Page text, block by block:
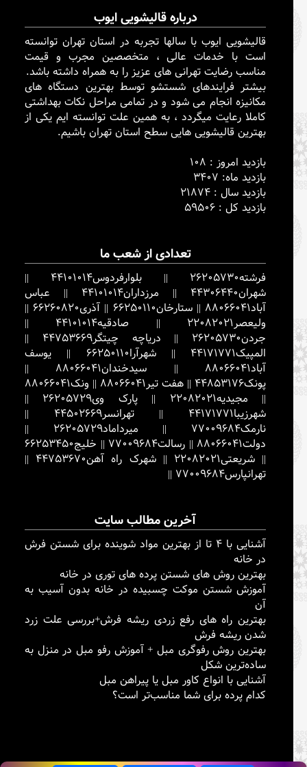
درباره قالیشویی ایوب
قالیشویی ایوب با سالها تجربه در استان تهران توانسته
است با خدمات عالی ، متخصصین مجرب و قیمت
مناسب رضایت تهرانی های عزیز را به همراه داشته باشد.
بیشتر فرایندهای شستشو توسط بهترین دستگاه های
مکانیزه انجام می شود و در تمامی مراحل نکات بهداشتی
کاملا رعایت میگردد ، به همین علت توانسته ایم یکی از
بهترین قالیشویی هایی سطح استان تهران باشیم.
بازدید امروز : 108
بازدید ماه: 3407
بازدید سال : 21874
بازدید کل : 59506
تعدادی از شعب ما
فرشته26205730
|| بلوارفردوس44101014
||
شهران44306440
|| مرزداران44101014
|| عباس
آباد88066041
||ستارخان66250110
|| آذری66260820
||
ولیعصر22082021
|| صادقیه44101014
||
جردن26205730
|| دریاچه چیتگر44753669
||
المپیک44171771
||شهرآرا66250110
|| یوسف
آباد88066041
|| سیدخندان88066041
||
پونک44853176
|| هفت تیر88066041
|| ونک88066041
|| مجیدیه22082021
||پارک وی26205729
||
شهرزیبا44171771
||تهرانسر44502669
||
نارمک77009684
|| میرداماد26205729
||
دولت88066041
|| رسالت77009684
|| خلیج66253450
||شریعتی22082021
||شهرک راه آهن44753670
||
تهرانپارس77009684
||
آخرین مطالب سایت
آشنایی با ۴ تا از بهترین مواد شوینده برای شستن فرش
در خانه
بهترین روش های شستن پرده های توری در خانه
آموزش شستن موکت چسبیده در خانه بدون آسیب به
آن
بهترین راه های رفع زردی ریشه فرش+بررسی علت زرد
شدن ریشه فرش
بهترین روش رفوگری مبل + آموزش رفو مبل در منزل به
ساده‌ترین شکل
آشنایی با انواع کاور مبل یا پیراهن مبل
کدام پرده برای شما مناسب‌تر است؟